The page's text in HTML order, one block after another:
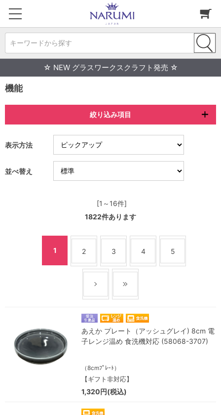
キーワードから探す
☆ NEW グラスワークスクラフト発売 ☆
機能
絞り込み項目
表示方法
並べ替え
[1～16件]
1822件あります
1 2 3 4 5
あえか プレート（アッシュグレイ) 8cm 電
子レンジ温め 食洗機対応 (58068-3707)
（8cmﾌﾟﾚｰﾄ）
【ギフト非対応】
1,320円(税込)